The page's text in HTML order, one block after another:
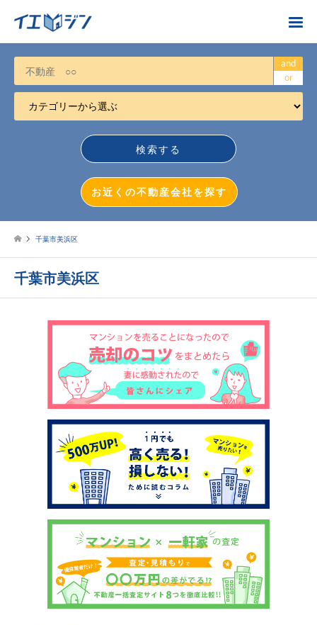
お近くの不動産会社を探す
カテゴリーから選ぶ
不動産売却
不動産投資
戸建売却
マンション売却
土地売却
イエジンくんの紹介
運営会社
運営会社
利用規約について
掲載受付窓口はこちら
and
or
お近くの不動産会社を探す
千葉市美浜区
千葉市美浜区